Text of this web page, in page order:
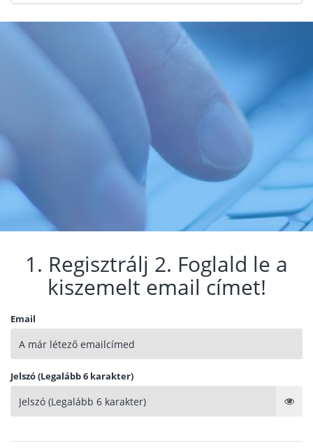
1. Regisztrálj 2. Foglald le a
kiszemelt email címet!
Email
Jelszó (Legalább 6 karakter)